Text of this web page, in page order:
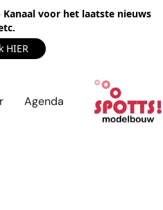
voor het laatste nieuws
HIER
Agenda